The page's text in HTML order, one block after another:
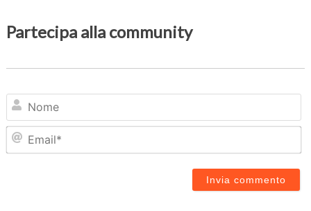
Partecipa alla community